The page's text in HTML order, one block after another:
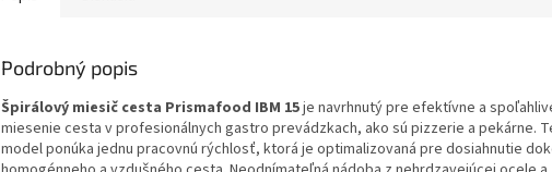
Podrobný popis
Špirálový miesič cesta Prismafood IBM 15je navrhnutý pre efektívne a
miesenie cesta v profesionálnych gastro prevádzkach, ako sú pizzerie a pekárne.
model ponúka jednu pracovnú rýchlosť, ktorá je optimalizovaná pre dosiahnutie